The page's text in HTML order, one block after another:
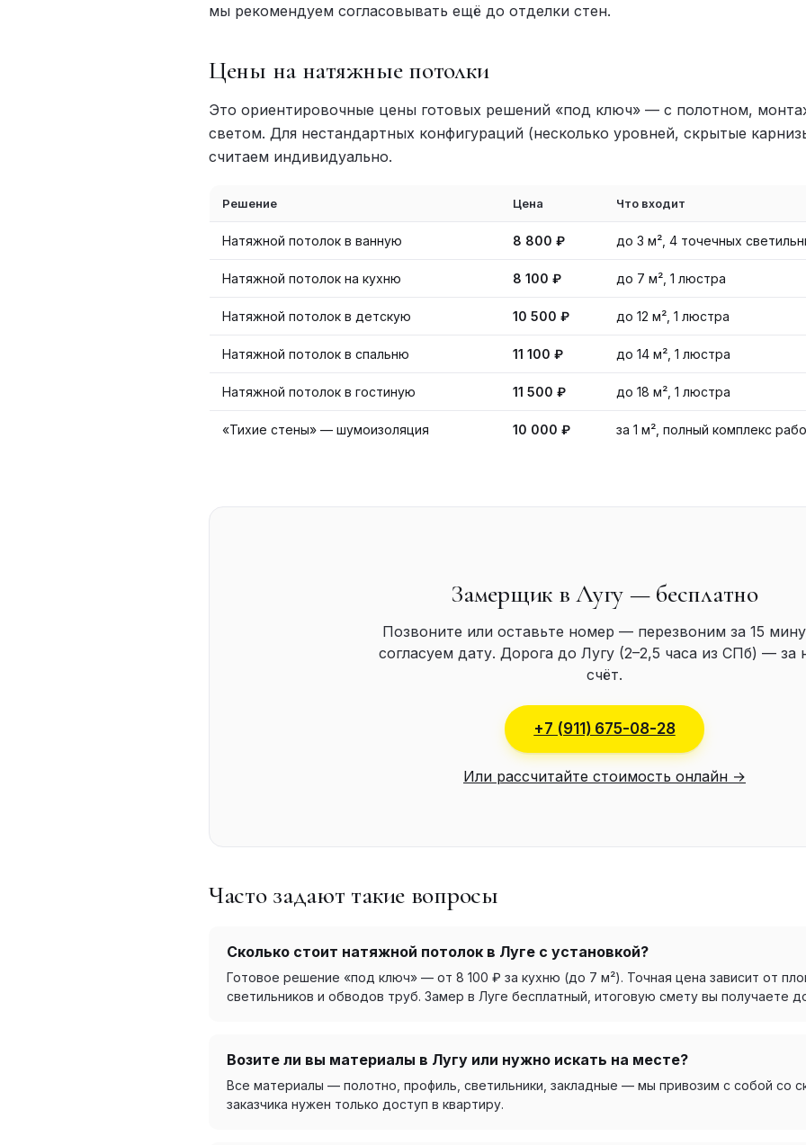
мы рекомендуем согласовывать ещё до отделки стен.
Цены на натяжные потолки
Это ориентировочные цены готовых решений «под ключ» — с полотном,
светом. Для нестандартных конфигураций (несколько уровней, скрытые
считаем индивидуально.
Решение Цена Что входит
Натяжной потолок в ванную 8 800 ₽ до 3 м², 4 точечных
Натяжной потолок на кухню 8 100 ₽ до 7 м², 1 люстра
Натяжной потолок в детскую 10 500 ₽ до 12 м², 1 люстра
Натяжной потолок в спальню 11 100 ₽ до 14 м², 1 люстра
Натяжной потолок в гостиную 11 500 ₽ до 18 м², 1 люстра
«Тихие стены» — шумоизоляция 10 000 ₽ за 1 м², полный комплекс
Замерщик в Лугу — бесплатно
Позвоните или оставьте номер — перезвоним за 15
согласуем дату. Дорога до Лугу (2–2,5 часа из СПб) — за
счёт.
+7 (911) 675-08-28
Или рассчитайте стоимость онлайн →
Часто задают такие вопросы
Сколько стоит натяжной потолок в Луге с установкой?
Готовое решение «под ключ» — от 8 100 ₽ за кухню (до 7 м²). Точная цена зависит от
светильников и обводов труб. Замер в Луге бесплатный, итоговую смету вы получаете
Возите ли вы материалы в Лугу или нужно искать на месте?
Все материалы — полотно, профиль, светильники, закладные — мы привозим с собой со
заказчика нужен только доступ в квартиру.